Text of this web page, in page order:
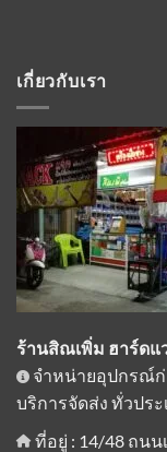
เกี่ยวกับเรา
ร้านสิณเพิ่ม ฮาร์ดแ
จำหน่ายอุปกรณ์ก่
บริการจัดส่ง ทั่วประ
ที่อยู่ : 14/48 ถนน